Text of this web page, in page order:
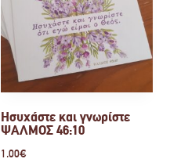
Ησυχάστε και γνωρίστε
ΨΑΛΜΟΣ 46:10
1.00€